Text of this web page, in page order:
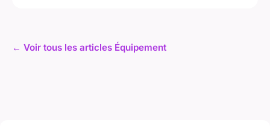
← Voir tous les articles Équipement